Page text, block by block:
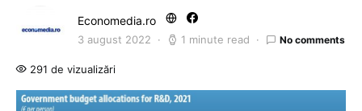
Economedia.ro
3 august 2022 1 minute read No comments
291 de vizualizări